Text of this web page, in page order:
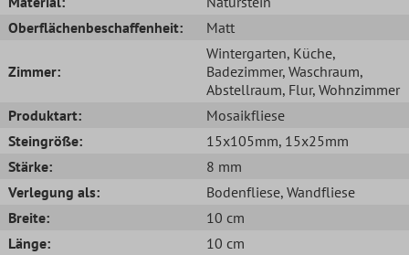
Oberflächenbeschaffenheit:
Matt
Zimmer:
Wintergarten, Küche,
Badezimmer, Waschraum,
Abstellraum, Flur, Wohnzimmer
Produktart:
Mosaikfliese
Steingröße:
15x105mm, 15x25mm
Stärke:
8 mm
Verlegung als:
Bodenfliese, Wandfliese
Breite:
10 cm
Länge:
10 cm